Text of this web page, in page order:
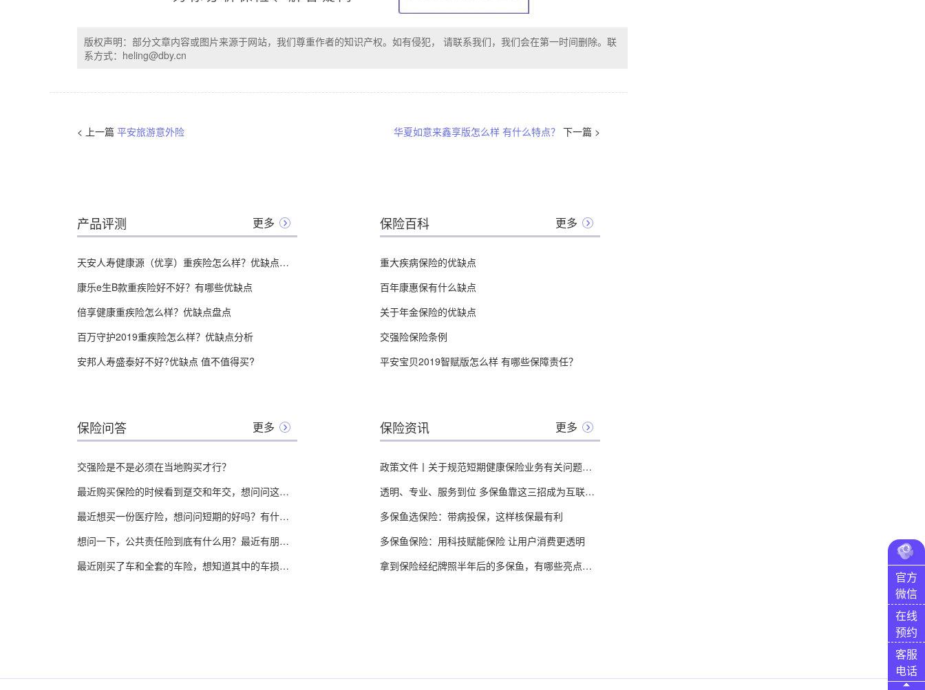
版权声明：部分文章内容或图片来源于网站，我们尊重作者的知识产权。如有侵犯， 请联系我们，我们会在第一时间删除。联
系方式：heling@dby.cn
< 上一篇 平安旅游意外险 华夏如意来鑫享版怎么样 有什么特点？ 下一篇 >
产品评测 更多
天安人寿健康源（优享）重疾险怎么样？优缺点分析
康乐e生B款重疾险好不好？有哪些优缺点
倍享健康重疾险怎么样？优缺点盘点
百万守护2019重疾险怎么样？优缺点分析
安邦人寿盛泰好不好?优缺点 值不值得买?
保险百科 更多
重大疾病保险的优缺点
百年康惠保有什么缺点
关于年金保险的优缺点
交强险保险条例
平安宝贝2019智赋版怎么样 有哪些保障责任？
保险问答 更多
交强险是不是必须在当地购买才行？
最近购买保险的时候看到趸交和年交，想问问这两个有什么缺点？
最近想买一份医疗险，想问问短期的好吗？有什么优缺点？
想问一下，公共责任险到底有什么用？最近有朋友说自己在商场买东西的时候，看到有人说到这个
最近刚买了车和全套的车险，想知道其中的车损险的赔偿范围到底有哪些？
保险资讯 更多
政策文件丨关于规范短期健康保险业务有关问题的通知
透明、专业、服务到位 多保鱼靠这三招成为互联网保险领头羊
多保鱼选保险：带病投保，这样核保最有利
多保鱼保险：用科技赋能保险 让用户消费更透明
拿到保险经纪牌照半年后的多保鱼，有哪些亮点值得关注？
官方
微信
在线
预约
客服
电话